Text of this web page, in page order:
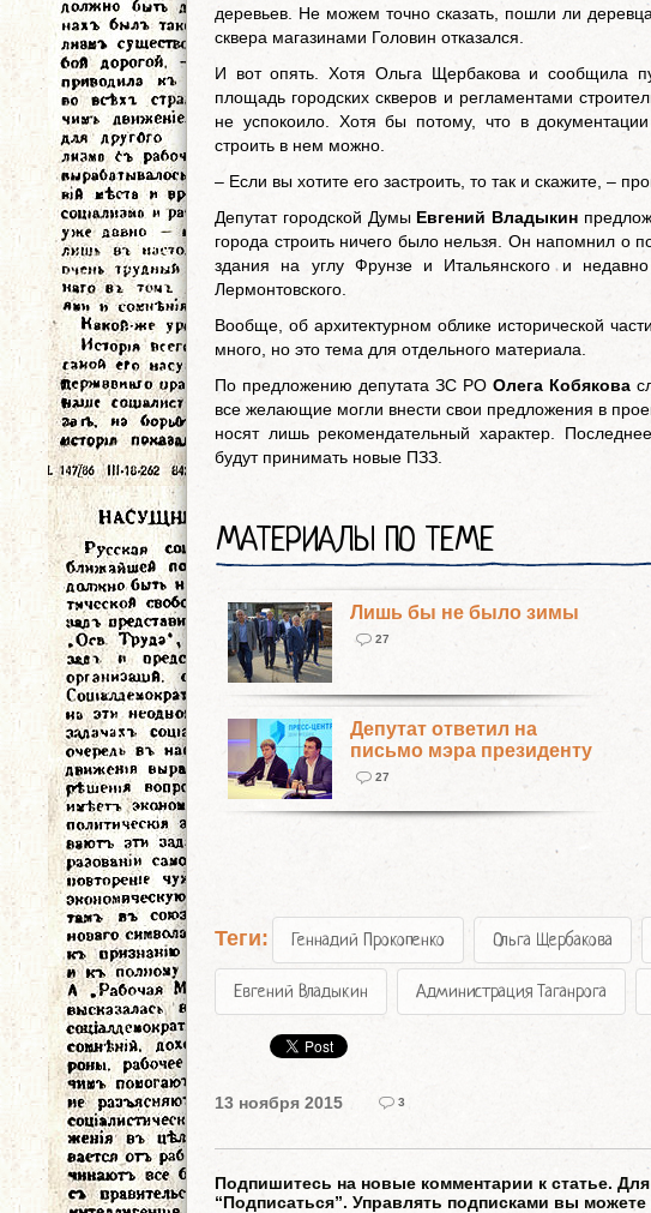
деревьев. Не можем точно сказать, пошли ли
сквера магазинами Головин отказался.
И вот опять. Хотя Ольга Щербакова и сообщила
площадь городских скверов и регламентами
не успокоило. Хотя бы потому, что в
строить в нем можно.
– Если вы хотите его застроить, то так и скажите, –
Депутат городской Думы Евгений Владыкин
города строить ничего было нельзя. Он напомнил о
здания на углу Фрунзе и Итальянского и
Лермонтовского.
Вообще, об архитектурном облике исторической
много, но это тема для отдельного материала.
По предложению депутата ЗС РО Олега Кобякова
все желающие могли внести свои предложения в
носят лишь рекомендательный характер.
будут принимать новые ПЗЗ.
МАТЕРИАЛЫ ПО ТЕМЕ
Лишь бы не было зимы
27
Депутат ответил на
письмо мэра президенту
27
Теги: Геннадий Прокопенко Ольга Щербакова
Евгений Владыкин Администрация Таганрога
13 ноября 2015 3
Подпишитесь на новые комментарии к статье. Для
“Подписаться”. Управлять подписками вы можете